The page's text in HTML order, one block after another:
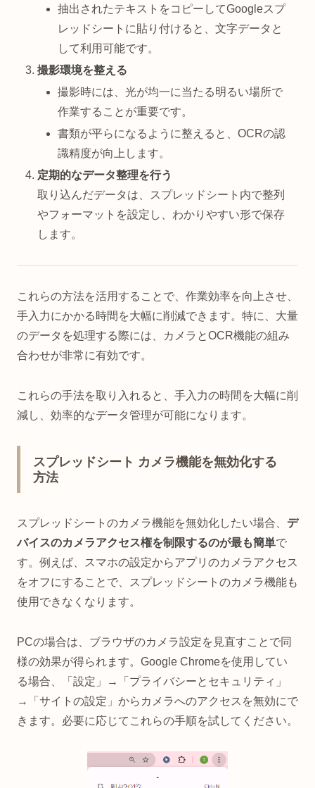
抽出されたテキストをコピーしてGoogleスプ
レッドシートに貼り付けると、文字データと
して利用可能です。
撮影環境を整える
撮影時には、光が均一に当たる明るい場所で
作業することが重要です。
書類が平らになるように整えると、OCRの認
識精度が向上します。
定期的なデータ整理を行う
取り込んだデータは、スプレッドシート内で整列
やフォーマットを設定し、わかりやすい形で保存
します。
これらの方法を活用することで、作業効率を向上させ、
手入力にかかる時間を大幅に削減できます。特に、大量
のデータを処理する際には、カメラとOCR機能の組み
合わせが非常に有効です。
これらの手法を取り入れると、手入力の時間を大幅に削
減し、効率的なデータ管理が可能になります。
スプレッドシート カメラ機能を無効化する
方法
スプレッドシートのカメラ機能を無効化したい場合、 デ
バイスのカメラアクセス権を制限するのが最も簡単で
す。例えば、スマホの設定からアプリのカメラアクセス
をオフにすることで、スプレッドシートのカメラ機能も
使用できなくなります。
PCの場合は、ブラウザのカメラ設定を見直すことで同
様の効果が得られます。Google Chromeを使用してい
る場合、「設定」→「プライバシーとセキュリティ」
→「サイトの設定」からカメラへのアクセスを無効にで
きます。必要に応じてこれらの手順を試してください。